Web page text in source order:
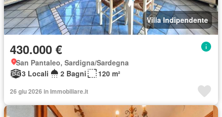
Villa Indipendente
430.000 €
San Pantaleo, Sardigna/Sardegna
3 Locali
2 Bagni 120 m²
26 giu 2026 in Immobiliare.it